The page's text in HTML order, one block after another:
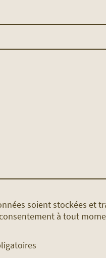
soient stockées et
à tout